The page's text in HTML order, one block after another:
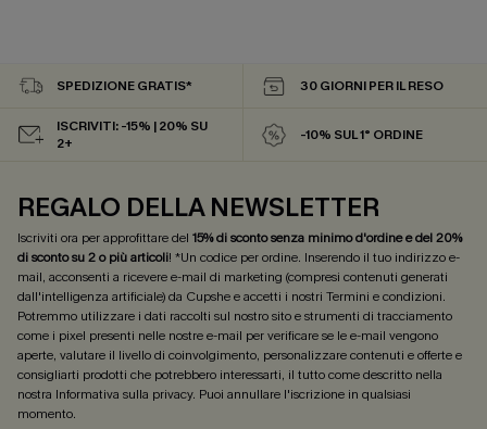
SPEDIZIONE GRATIS* 30 GIORNI PER IL RESO
ISCRIVITI: -15% | 20% SU
2+
-10% SUL 1° ORDINE
REGALO DELLA NEWSLETTER
Iscriviti ora per approfittare del 15% di sconto senza minimo d'ordine e del 20%
di sconto su 2 o più articoli! *Un codice per ordine. Inserendo il tuo indirizzo e-
mail, acconsenti a ricevere e-mail di marketing (compresi contenuti generati
dall'intelligenza artificiale) da Cupshe e accetti i nostri Termini e condizioni.
Potremmo utilizzare i dati raccolti sul nostro sito e strumenti di tracciamento
come i pixel presenti nelle nostre e-mail per verificare se le e-mail vengono
aperte, valutare il livello di coinvolgimento, personalizzare contenuti e offerte e
consigliarti prodotti che potrebbero interessarti, il tutto come descritto nella
nostra Informativa sulla privacy. Puoi annullare l'iscrizione in qualsiasi
momento.